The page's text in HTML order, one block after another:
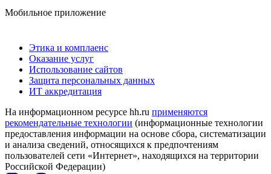
Мобильное приложение
Этика и комплаенс
Оказание услуг
Использование сайтов
Защита персональных данных
ИТ аккредитация
На информационном ресурсе hh.ru применяются
рекомендательные технологии (информационные технологии
предоставления информации на основе сбора, систематизации
и анализа сведений, относящихся к предпочтениям
пользователей сети «Интернет», находящихся на территории
Российской Федерации)